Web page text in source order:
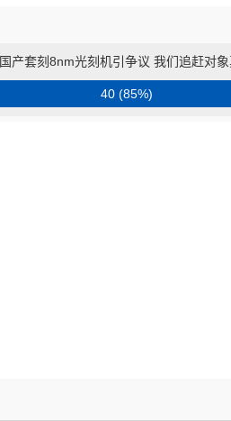
国产套刻8nm光刻机引争议 我们追赶对
40 (85%)